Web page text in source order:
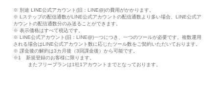
※ 別途 LINE公式アカウント(旧：LINE@)の費用がかかります。
※ Lステップの配信通数がLINE公式アカウントの配信通数より多い場合、LINE公式ア
カウントの配信通数分のみ送ることができます。
※ 表示価格はすべて税込です。
※ LINE公式アカウント(旧：LINE@)一つにつき、一つのツールが必要です。複数運用
される場合はLINE公式アカウント数に応じたツール数をご契約いただいております。
※ 課金後の解約は3カ月後（3回課金後）から可能です。
※1 新規登録のお客様に限ります。
またフリープランは1社1アカウントまでとなっております。